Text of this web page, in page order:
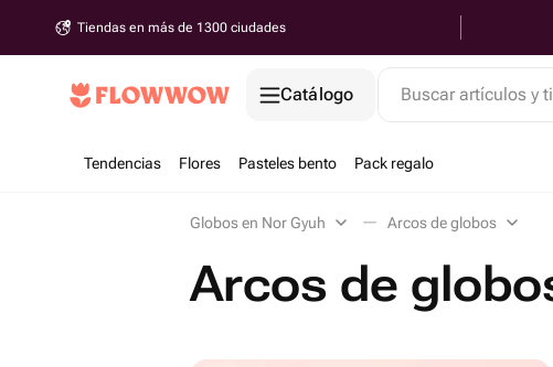
Tiendas en más de 1300 ciudades
Catálogo Buscar artículos y
Tendencias Flores Pasteles bento Pack regalo
Globos en Nor Gyuh Arcos de globos
Arcos de